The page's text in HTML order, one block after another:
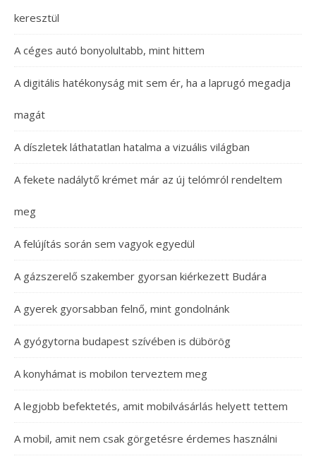
keresztül
A céges autó bonyolultabb, mint hittem
A digitális hatékonyság mit sem ér, ha a laprugó megadja
magát
A díszletek láthatatlan hatalma a vizuális világban
A fekete nadálytő krémet már az új telómról rendeltem
meg
A felújítás során sem vagyok egyedül
A gázszerelő szakember gyorsan kiérkezett Budára
A gyerek gyorsabban felnő, mint gondolnánk
A gyógytorna budapest szívében is dübörög
A konyhámat is mobilon terveztem meg
A legjobb befektetés, amit mobilvásárlás helyett tettem
A mobil, amit nem csak görgetésre érdemes használni